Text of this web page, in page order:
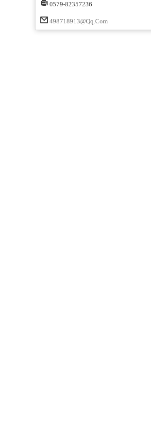
0579-82357236
498718913@qq.com